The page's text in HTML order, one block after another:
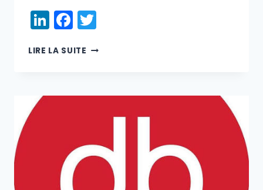
LinkedIn
Facebook
LIRE LA SUITE NEWLAND
PAYMENTS
RÉFÉRENCE
POUR
PAIEMENTS